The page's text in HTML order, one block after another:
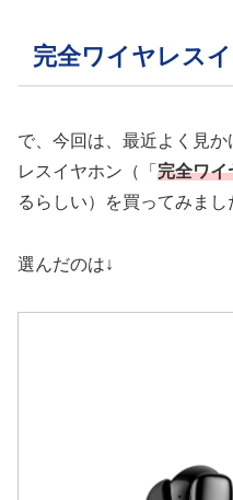
完全ワイヤレス
で、今回は、最近よく見
レスイヤホン（「 完全ワイ
るらしい）を買ってみまし
選んだのは↓